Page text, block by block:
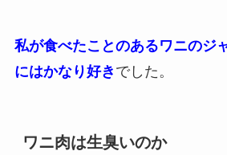
私が食べたことのあるワニのジ
にはかなり好き でした。
ワニ肉は生臭いのか